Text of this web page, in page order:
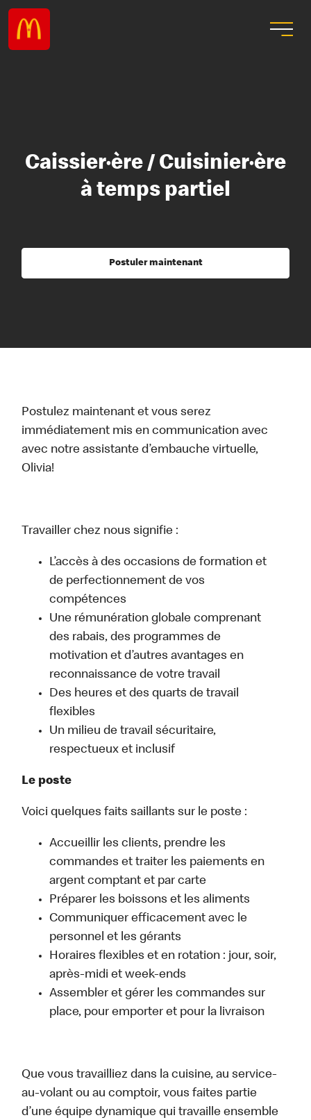
Caissier·ère / Cuisinier·ère
à temps partiel
Postuler maintenant
Postulez maintenant et vous serez
immédiatement mis en communication avec
avec notre assistante d’embauche virtuelle,
Olivia!
Travailler chez nous signifie :
L’accès à des occasions de formation et
de perfectionnement de vos
compétences
Une rémunération globale comprenant
des rabais, des programmes de
motivation et d’autres avantages en
reconnaissance de votre travail
Des heures et des quarts de travail
flexibles
Un milieu de travail sécuritaire,
respectueux et inclusif
Le poste
Voici quelques faits saillants sur le poste :
Accueillir les clients, prendre les
commandes et traiter les paiements en
argent comptant et par carte
Préparer les boissons et les aliments
Communiquer efficacement avec le
personnel et les gérants
Horaires flexibles et en rotation : jour, soir,
après-midi et week-ends
Assembler et gérer les commandes sur
place, pour emporter et pour la livraison
Que vous travailliez dans la cuisine, au service-
au-volant ou au comptoir, vous faites partie
d’une équipe dynamique qui travaille ensemble